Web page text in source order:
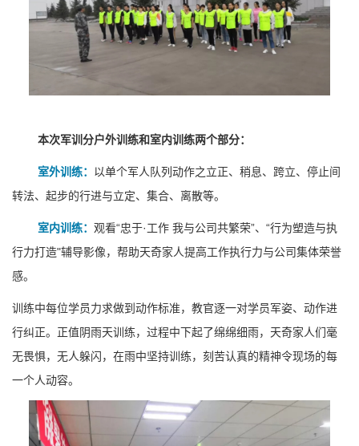
本次军训分户外训练和室内训练两个部分：
室外训练： 以单个军人队列动作之立正、稍息、跨立、停止间
转法、起步的行进与立定、集合、离散等。
室内训练： 观看“忠于·工作 我与公司共繁荣”、“行为塑造与执
行力打造"辅导影像，帮助天奇家人提高工作执行力与公司集体荣誉
感。
训练中每位学员力求做到动作标准，教官逐一对学员军姿、动作进
行纠正。正值阴雨天训练，过程中下起了绵绵细雨，天奇家人们毫
无畏惧，无人躲闪，在雨中坚持训练，刻苦认真的精神令现场的每
一个人动容。